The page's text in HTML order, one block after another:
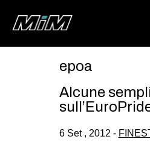
AREA
epoa
Alcune
6 Set , 2012 -